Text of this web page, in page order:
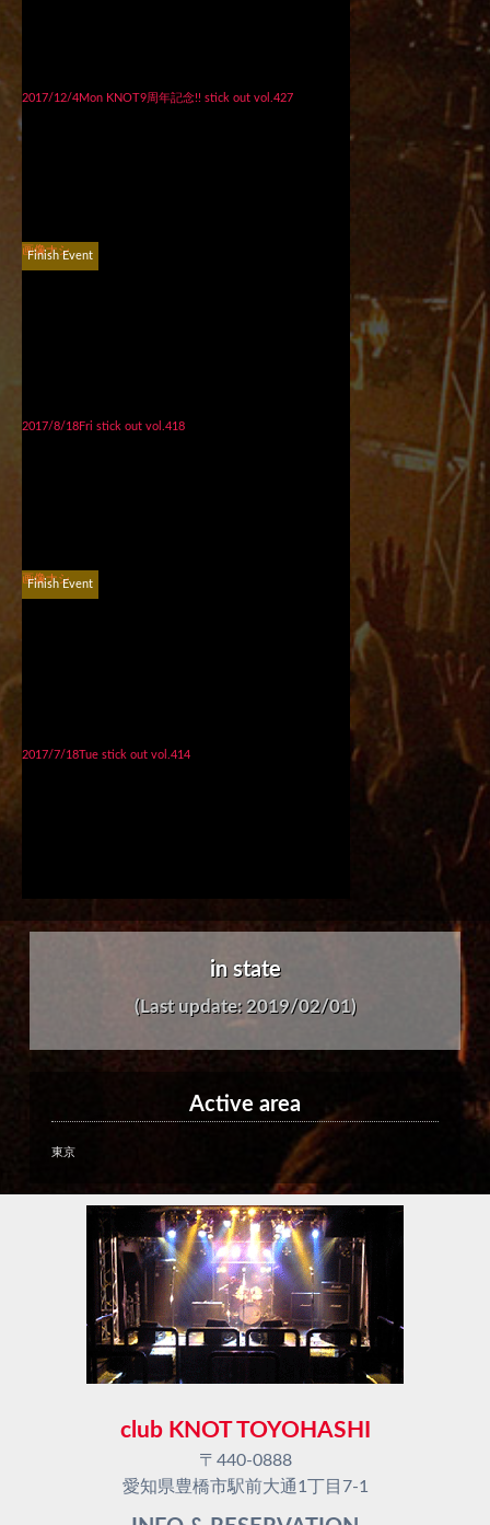
2017/12/4Mon KNOT9周年記念!! stick out vol.427
画像ナシ
Finish Event
2017/8/18Fri stick out vol.418
画像ナシ
Finish Event
2017/7/18Tue stick out vol.414
in state
(Last update: 2019/02/01)
Active area
東京
club KNOT TOYOHASHI
〒440-0888
愛知県豊橋市駅前大通1丁目7-1